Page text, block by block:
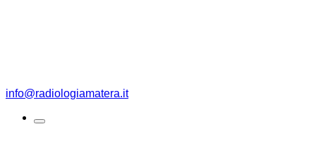
info@radiologiamatera.it